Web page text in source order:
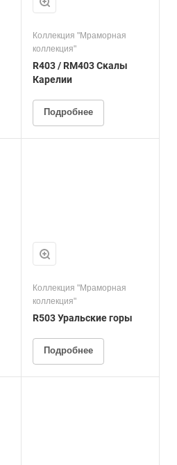
Коллекция "Мраморная
коллекция"
R403 / RM403 Скалы
Карелии
Подробнее
Коллекция "Мраморная
коллекция"
R503 Уральские горы
Подробнее